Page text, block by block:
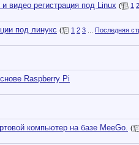
видео регистрация под Linux ( 1 2
под линукс ( 1 2 3
Последняя
Raspberry Pi
компьютер на базе MeeGo. (